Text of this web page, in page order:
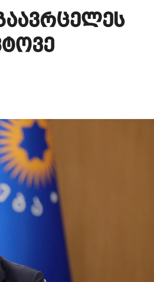
აგრესია, რომ ბოლოს, შეიძლება
წაუყენეს – აღნიშნული მუხლი